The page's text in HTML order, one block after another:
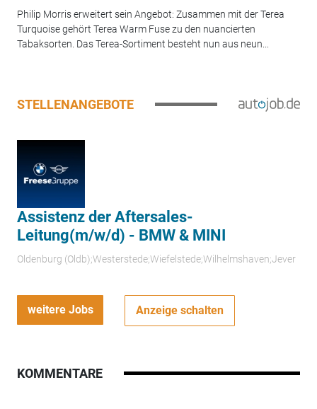
Philip Morris erweitert sein Angebot: Zusammen mit der Terea
Turquoise gehört Terea Warm Fuse zu den nuancierten
Tabaksorten. Das Terea-Sortiment besteht nun aus neun...
STELLENANGEBOTE
Assistenz der Aftersales-
Leitung(m/w/d) - BMW & MINI
Oldenburg (Oldb);Westerstede;Wiefelstede;Wilhelmshaven;Jever
weitere Jobs Anzeige schalten
KOMMENTARE